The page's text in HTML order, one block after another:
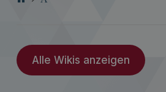
Alle Wikis anzeigen